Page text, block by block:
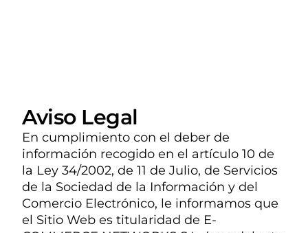
Aviso Legal
En cumplimiento con el deber de
información recogido en el artículo 10 de
la Ley 34/2002, de 11 de Julio, de Servicios
de la Sociedad de la Información y del
Comercio Electrónico, le informamos que
el Sitio Web es titularidad de E-